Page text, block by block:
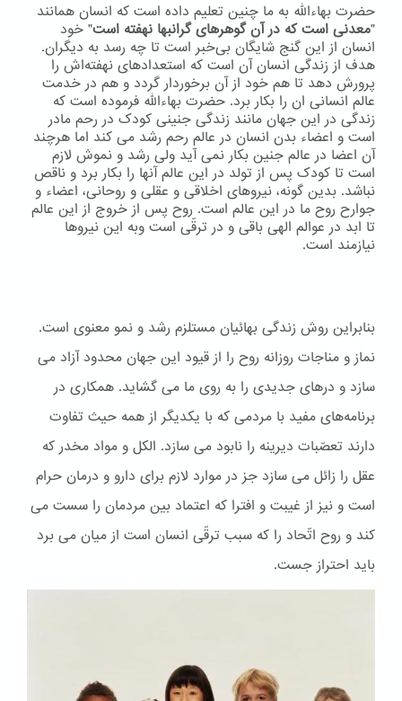
حضرت بهاءاللّه به ما چنین تعلیم داده است که انسان همانند
"معدنی است که در آن گوهرهای گرانبها نهفته است" خود
انسان از این گنج شایگان بی‌خبر است تا چه رسد به دیگران.
هدف از زندگی انسان آن است که استعدادهای نهفته‌اش را
پرورش دهد تا هم خود از آن برخوردار گردد و هم در خدمت
عالم انسانی ان را بکار برد. حضرت بهاءاللّه فرموده است که
زندگی در این جهان مانند زندگی جنینی کودک در رحم مادر
است و اعضاء بدن انسان در عالم رحم رشد می کند اما هرچند
آن اعضا در عالم جنین بکار نمی آید ولی رشد و نموش لازم
است تا کودک پس از تولد در این عالم آنها را بکار برد و ناقص
نباشد. بدین گونه، نیروهای اخلاقی و عقلی و روحانی، اعضاء و
جوارح روح ما در این عالم است. روح پس از خروج از این عالم
تا ابد در عوالم الهی باقی و در ترقّی است وبه اين نيروها
نيازمند است.
بنابراین روش زندگی بهائیان مستلزم رشد و نمو معنوی است.
نماز و مناجات روزانه روح را از قیود این جهان محدود آزاد می
سازد و درهای جدیدی را به روی ما می گشاید. همکاری در
برنامه‌های مفید با مردمی که با یکدیگر از همه حیث تفاوت
دارند تعصّبات دیرینه را نابود می سازد. الكل و مواد مخدر که
عقل را زائل می سازد جز در موارد لازم برای دارو و درمان حرام
است و نیز از غیبت و افترا که اعتماد بین مردمان را سست می
کند و روح اتّحاد را که سبب ترقّی انسان است از میان می برد
باید احتراز جست.